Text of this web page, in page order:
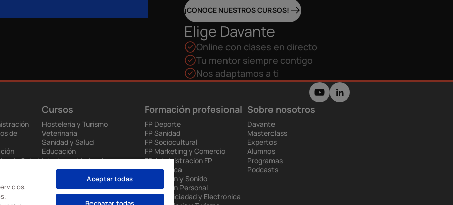
¡CONOCE NUESTROS CURSOS!
Elige Davante
Online con clases en directo
Tu mentor siempre contigo
Nos adaptamos a ti
de
de Salud
Cursos
Hostelería y Turismo
Veterinaria
Sanidad y Salud
Educación
Interiores, Moda e Imagen
Audiovisuales
Ventas y Marketing
Videojuegos
Renovables
Formación profesional
FP Deporte
FP Sanidad
FP Sociocultural
FP Marketing y Comercio
FP Administración FP
Informática
FP Imagen y Sonido
FP Imagen Personal
FP Electriciadad y Electrónica
Sobre nosotros
Davante
Masterclass
Expertos
Alumnos
Programas
Podcasts
Aceptar todas